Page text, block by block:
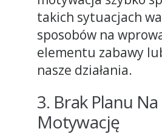
takich sytuacjach
sposobów na
elementu zabawy
nasze działania.
3. Brak Planu Na
Motywację